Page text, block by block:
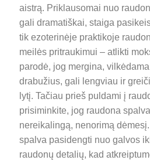
aistrą. Priklausomai nuo
gali dramatiškai, staiga
tik ezoterinėje praktikoje
meilės pritraukimui – atlikti
parodė, jog mergina,
drabužius, gali lengviau ir
lytį. Tačiau prieš puldami į
prisiminkite, jog raudona
nereikalingą, nenorimą
spalva pasidengti nuo galvos
raudonų detalių, kad